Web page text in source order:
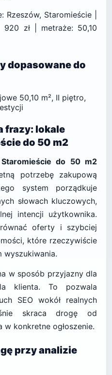
Rzeszów, Staromieście |
920 zł | metraże: 50,10
dopasowane do
50,10 m², II piętro,
frazy: lokale
do 50 m2
do 50 m2
potrzebę zakupową
system porządkuje
słowach kluczowych,
intencji użytkownika.
oferty i szybciej
które rzeczywiście
wyszukiwania.
w sposób przyjazny dla
klienta. To pozwala
SEO wokół realnych
skraca drogę od
konkretne ogłoszenie.
przy analizie